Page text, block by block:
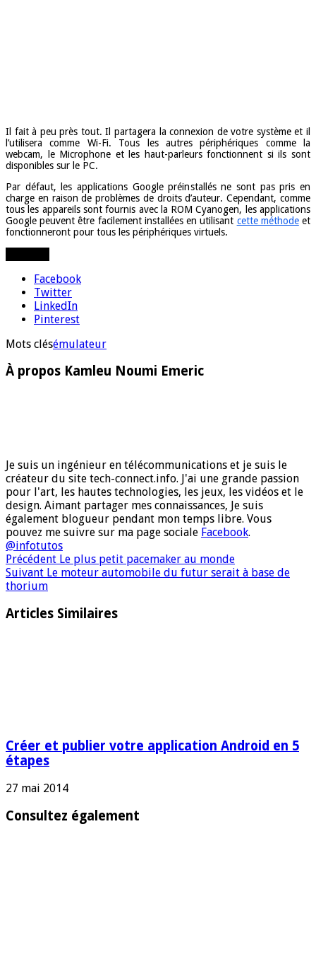
Il fait à peu près tout. Il partagera la connexion de votre système et il
l’utilisera comme Wi-Fi. Tous les autres périphériques comme la
webcam, le Microphone et les haut-parleurs fonctionnent si ils sont
disponibles sur le PC.
Par défaut, les applications Google préinstallés ne sont pas pris en
charge en raison de problèmes de droits d’auteur. Cependant, comme
tous les appareils sont fournis avec la ROM Cyanogen, les applications
Google peuvent être facilement installées en utilisant cette méthodeet
fonctionneront pour tous les périphériques virtuels.
Facebook
Twitter
LinkedIn
Pinterest
Mots clésémulateur
À propos Kamleu Noumi Emeric
Je suis un ingénieur en télécommunications et je suis le
créateur du site tech-connect.info. J'ai une grande passion
pour l'art, les hautes technologies, les jeux, les vidéos et le
design. Aimant partager mes connaissances, Je suis
également blogueur pendant mon temps libre. Vous
pouvez me suivre sur ma page sociale Facebook.
@infotutos
Précédent Le plus petit pacemaker au monde
Suivant Le moteur automobile du futur serait à base de
thorium
Articles Similaires
Créer et publier votre application Android en 5
étapes
27 mai 2014
Consultez également